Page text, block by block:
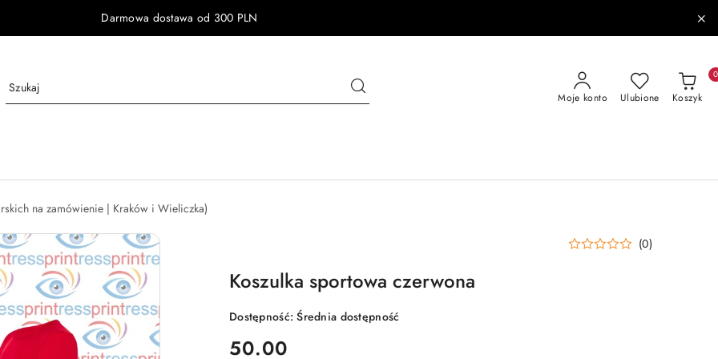
Darmowa dostawa od 300 PLN
Moje konto Ulubione Koszyk
0
na zamówienie | Kraków i Wieliczka)
(0)
Koszulka sportowa czerwona
Dostępność:Średnia dostępność
cena:
50.00